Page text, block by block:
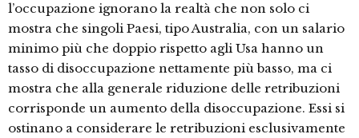
l’occupazione ignorano la realtà che non solo ci
mostra che singoli Paesi, tipo Australia, con un salario
minimo più che doppio rispetto agli Usa hanno un
tasso di disoccupazione nettamente più basso, ma ci
mostra che alla generale riduzione delle retribuzioni
corrisponde un aumento della disoccupazione. Essi si
ostinano a considerare le retribuzioni esclusivamente